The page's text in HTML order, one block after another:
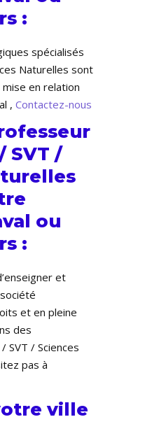
:
spécialisés
Naturelles sont
en relation
, Contactez-nous
SVT /
ou
:
et
et en pleine
des
SVT / Sciences
pas à
ville